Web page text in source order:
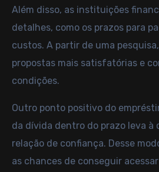
Além disso, as instituições
detalhes, como os prazos para
custos. A partir de uma
propostas mais satisfatórias e
condições.
Outro ponto positivo do
da dívida dentro do prazo leva à
relação de confiança. Desse
as chances de conseguir